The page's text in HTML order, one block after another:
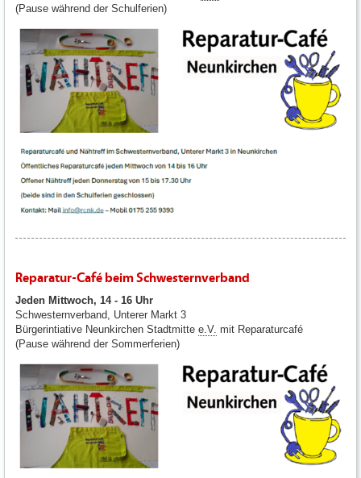
(Pause während der Schulferien)
Reparatur-Café beim Schwesternverband
Jeden Mittwoch, 14 - 16 Uhr
Schwesternverband, Unterer Markt 3
Bürgerintiative Neunkirchen Stadtmitte e.V. mit Reparaturcafé
(Pause während der Sommerferien)